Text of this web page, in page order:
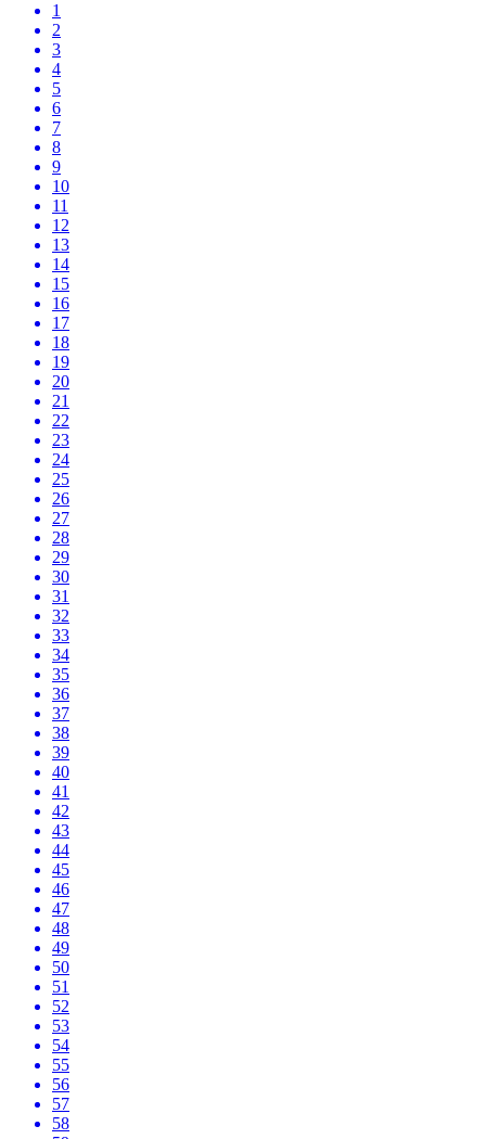
1
2
3
4
5
6
7
8
9
10
11
12
13
14
15
16
17
18
19
20
21
22
23
24
25
26
27
28
29
30
31
32
33
34
35
36
37
38
39
40
41
42
43
44
45
46
47
48
49
50
51
52
53
54
55
56
57
58